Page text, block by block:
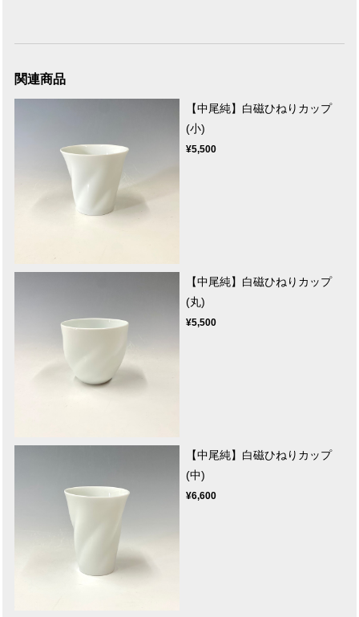
関連商品
【中尾純】白磁ひねりカップ
(小)
¥5,500
【中尾純】白磁ひねりカップ
(丸)
¥5,500
【中尾純】白磁ひねりカップ
(中)
¥6,600